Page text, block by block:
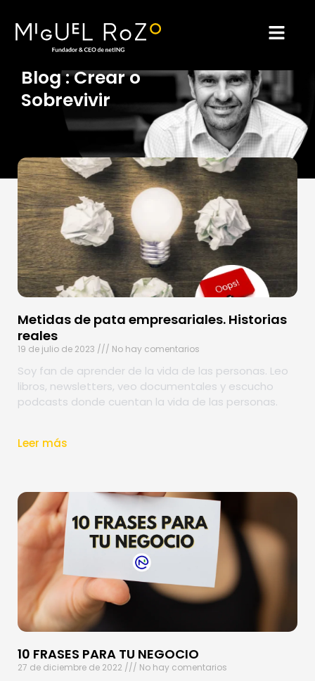
Blog : Crear o
Sobrevivir
Metidas de pata empresariales. Historias
reales
19 de julio de 2023 No hay comentarios
Soy fan de aprender de la vida de las personas. Leo
libros, newsletters, veo documentales y escucho
podcasts donde cuentan la vida de las personas.
Leer más
10 FRASES PARA TU NEGOCIO
27 de diciembre de 2022 No hay comentarios
PagePagePagePage